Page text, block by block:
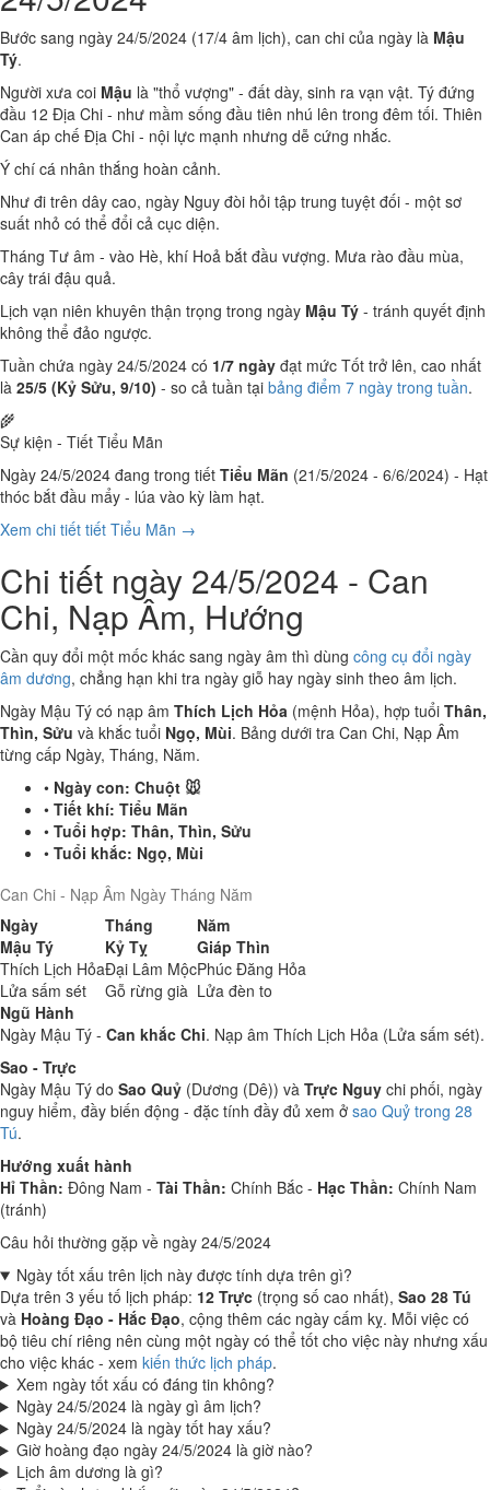
Bước sang ngày 24/5/2024 (17/4 âm lịch), can chi của ngày là Mậu
Tý.
Người xưa coi Mậu là "thổ vượng" - đất dày, sinh ra vạn vật. Tý đứng
đầu 12 Địa Chi - như mầm sống đầu tiên nhú lên trong đêm tối. Thiên
Can áp chế Địa Chi - nội lực mạnh nhưng dễ cứng nhắc.
Ý chí cá nhân thắng hoàn cảnh.
Như đi trên dây cao, ngày Nguy đòi hỏi tập trung tuyệt đối - một sơ
suất nhỏ có thể đổi cả cục diện.
Tháng Tư âm - vào Hè, khí Hoả bắt đầu vượng. Mưa rào đầu mùa,
cây trái đậu quả.
Lịch vạn niên khuyên thận trọng trong ngày Mậu Tý - tránh quyết định
không thể đảo ngược.
Tuần chứa ngày 24/5/2024 có 1/7 ngày đạt mức Tốt trở lên, cao nhất
là 25/5 (Kỷ Sửu, 9/10) - so cả tuần tại bảng điểm 7 ngày trong tuần.
🌾
Sự kiện - Tiết Tiểu Mãn
Ngày 24/5/2024 đang trong tiết Tiểu Mãn (21/5/2024 - 6/6/2024) - Hạt
thóc bắt đầu mẩy - lúa vào kỳ làm hạt.
Xem chi tiết tiết Tiểu Mãn →
Chi tiết ngày 24/5/2024 - Can
Chi, Nạp Âm, Hướng
Cần quy đổi một mốc khác sang ngày âm thì dùng công cụ đổi ngày
âm dương, chẳng hạn khi tra ngày giỗ hay ngày sinh theo âm lịch.
Ngày Mậu Tý có nạp âm Thích Lịch Hỏa (mệnh Hỏa), hợp tuổi Thân,
Thìn, Sửu và khắc tuổi Ngọ, Mùi. Bảng dưới tra Can Chi, Nạp Âm
từng cấp Ngày, Tháng, Năm.
• Ngày con: Chuột 🐭
• Tiết khí: Tiểu Mãn
• Tuổi hợp: Thân, Thìn, Sửu
• Tuổi khắc: Ngọ, Mùi
Can Chi - Nạp Âm Ngày Tháng Năm
Ngày
Tháng
Năm
Mậu Tý
Kỷ Tỵ
Giáp Thìn
Thích Lịch HỏaĐại Lâm MộcPhúc Đăng Hỏa
Lửa sấm sét
Gỗ rừng già Lửa đèn to
Ngũ Hành
Ngày Mậu Tý - Can khắc Chi. Nạp âm Thích Lịch Hỏa (Lửa sấm sét).
Sao - Trực
Ngày Mậu Tý do Sao Quỷ (Dương (Dê)) và Trực Nguy chi phối, ngày
nguy hiểm, đầy biến động - đặc tính đầy đủ xem ở sao Quỷ trong 28
Tú.
Hướng xuất hành
Hỉ Thần: Đông Nam - Tài Thần: Chính Bắc - Hạc Thần: Chính Nam
(tránh)
Câu hỏi thường gặp về ngày 24/5/2024
Ngày tốt xấu trên lịch này được tính dựa trên gì?
Dựa trên 3 yếu tố lịch pháp: 12 Trực (trọng số cao nhất), Sao 28 Tú
và Hoàng Đạo - Hắc Đạo, cộng thêm các ngày cấm kỵ. Mỗi việc có
bộ tiêu chí riêng nên cùng một ngày có thể tốt cho việc này nhưng xấu
cho việc khác - xem kiến thức lịch pháp.
Xem ngày tốt xấu có đáng tin không?
Ngày 24/5/2024 là ngày gì âm lịch?
Ngày 24/5/2024 là ngày tốt hay xấu?
Giờ hoàng đạo ngày 24/5/2024 là giờ nào?
Lịch âm dương là gì?